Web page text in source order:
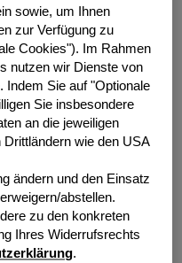
Darüber hinaus
bekannten
Revision und
laufenden Prüfungen
Wochen und
hat grenke
Prozesse
Vorstand um einen
Nach dem
Kindermann
sowie, um Ihnen
zur Verfügung zu
Cookies").
Im Rahmen
nutzen wir Dienste von
Indem Sie auf "Optionale
Sie insbesondere
an die jeweiligen
wie den USA
ändern und den Einsatz
abstellen.
zu den konkreten
Ihres Widerrufsrechts
.